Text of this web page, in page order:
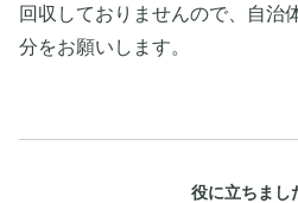
回収しておりませんので、自治
分をお願いします。
役に立ちまし